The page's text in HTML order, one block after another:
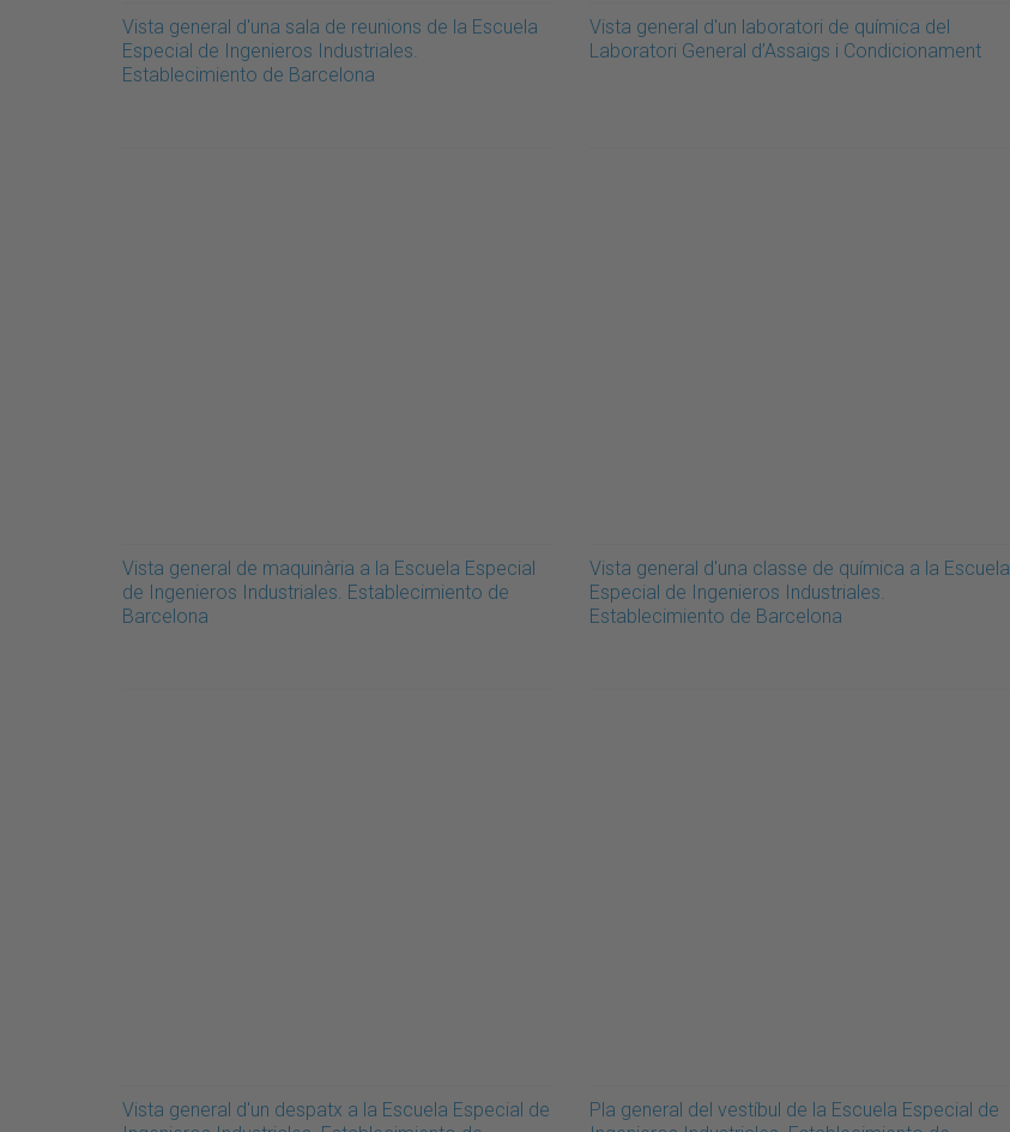
Vista general d'una sala de reunions de la Escuela
Especial de Ingenieros Industriales.
Establecimiento de Barcelona
Vista general d'un laboratori de química del
Laboratori General d’Assaigs i Condicionament
Vista general de maquinària a la Escuela Especial
de Ingenieros Industriales. Establecimiento de
Barcelona
Vista general d'una classe de química a la Escuela
Especial de Ingenieros Industriales.
Establecimiento de Barcelona
Vista general d'un despatx a la Escuela Especial de
Pla general del vestíbul de la Escuela Especial de